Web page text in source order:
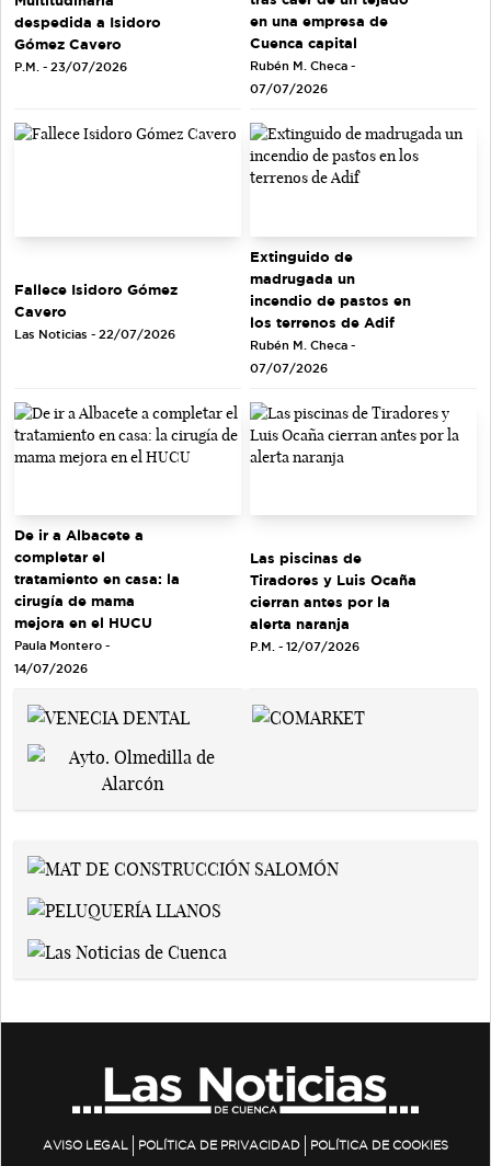
despedida a Isidoro
Gómez Cavero
P.M. - 23/07/2026
en una empresa de
Cuenca capital
Rubén M. Checa -
07/07/2026
Fallece Isidoro Gómez
Cavero
Las Noticias - 22/07/2026
Extinguido de
madrugada un
incendio de pastos en
los terrenos de Adif
Rubén M. Checa -
07/07/2026
De ir a Albacete a
completar el
tratamiento en casa: la
cirugía de mama
mejora en el HUCU
Paula Montero -
14/07/2026
Las piscinas de
Tiradores y Luis Ocaña
cierran antes por la
alerta naranja
P.M. - 12/07/2026
AVISO LEGAL POLÍTICA DE PRIVACIDAD POLÍTICA DE COOKIES